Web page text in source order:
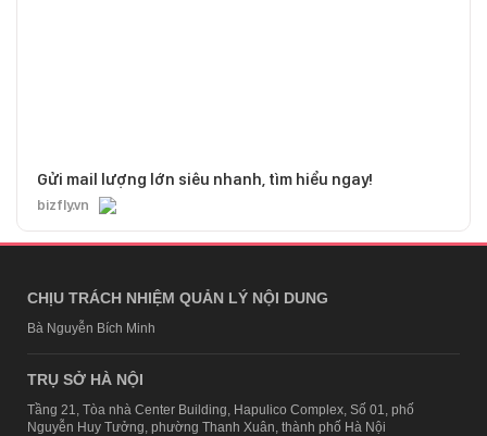
Gửi mail lượng lớn siêu nhanh, tìm hiểu ngay!
bizfly.vn
CHỊU TRÁCH NHIỆM QUẢN LÝ NỘI DUNG
Bà Nguyễn Bích Minh
TRỤ SỞ HÀ NỘI
Tầng 21, Tòa nhà Center Building, Hapulico Complex, Số 01, phố
Nguyễn Huy Tưởng, phường Thanh Xuân, thành phố Hà Nội